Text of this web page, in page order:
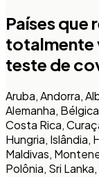
Países que
totalmente
teste de
Aruba, Andorra,
Alemanha,
Costa Rica,
Hungria, Islândia,
Maldivas,
Polônia, Sri